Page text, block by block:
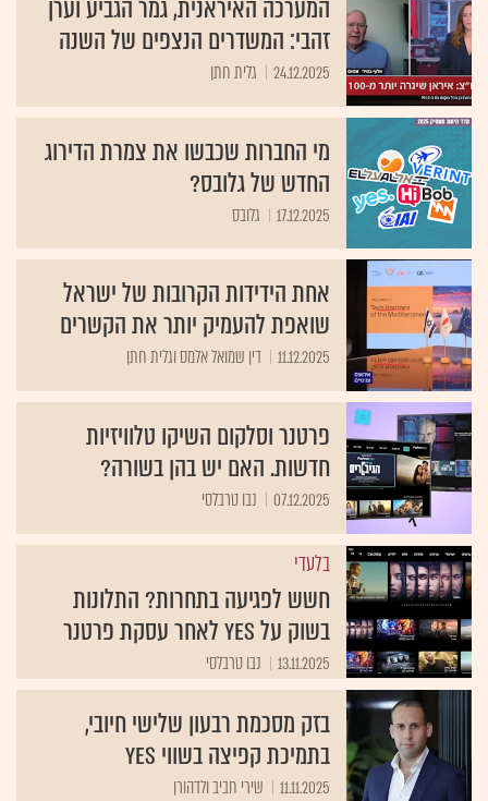
המערכה האיראנית, גמר הגביע וערן
זהבי: המשדרים הנצפים של השנה
24.12.2025 גלית חתן
מי החברות שכבשו את צמרת הדירוג
החדש של גלובס?
17.12.2025 גלובס
אחת הידידות הקרובות של ישראל
שואפת להעמיק יותר את הקשרים
11.12.2025 דין שמואל אלמס וגלית חתן
פרטנר וסלקום השיקו טלוויזיות
חדשות. האם יש בהן בשורה?
07.12.2025 נבו טרבלסי
בלעדי
חשש לפגיעה בתחרות? התלונות
בשוק על yes לאחר עסקת פרטנר
13.11.2025 נבו טרבלסי
בזק מסכמת רבעון שלישי חיובי,
בתמיכת קפיצה בשווי yes
11.11.2025 שירי חביב ולדהורן